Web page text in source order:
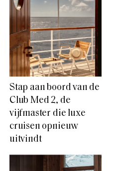
Stap aan boord van de
Club Med 2, de
vijfmaster die luxe
cruisen opnieuw
uitvindt